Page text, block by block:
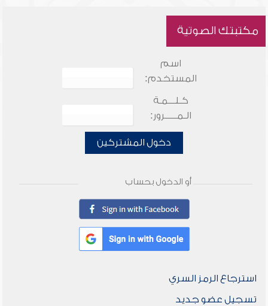
مكتبتك الصوتية
اسم
المستخدم:
كـلـــمـة
الـمـــــرور:
دخول المشتركين
أو الدخول بحساب
استرجاع الرمز السري
تسجيل عضو جديد